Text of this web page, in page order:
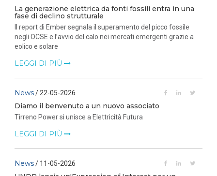
La generazione elettrica da fonti fossili entra in una
fase di declino strutturale
Il report di Ember segnala il superamento del picco fossile
negli OCSE e l’avvio del calo nei mercati emergenti grazie a
eolico e solare
LEGGI DI PIÙ
News/ 22-05-2026
Diamo il benvenuto a un nuovo associato
Tirreno Power si unisce a Elettricità Futura
LEGGI DI PIÙ
News/ 11-05-2026